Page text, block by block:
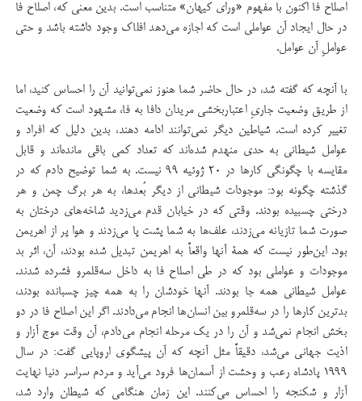
اصلاح فا اكنون با مفهوم «ورای كیهان» متناسب است. بدین معنی كه، اصلاح فا
در حال ایجاد آن عواملی است که اجازه می‌دهد افلاک وجود داشته باشد و حتی
عوامل‌ِ آن عوامل.
با آنچه که گفته شد،‌ در حال حاضر شما هنوز نمی‌توانید آن را احساس كنید، اما
از طریق وضعیت جاری‌‌ِ اعتباربخشی مریدان دافا به فا، مشهود است که وضعیت
تغییر کرده است. شیاطین دیگر نمی‌توانند ادامه دهند، بدین دلیل كه افراد و
عوامل شیطانی به حدی منهدم شده‌اند كه تعداد كمی باقی مانده‌اند و قابل
مقایسه با چگونگی كارها در ۲۰ ژوئیه ۹۹ نیست. به شما توضیح دادم كه در
گذشته چگونه بود: موجودات شیطانی از دیگر بُعدها، به هر برگ چمن و هر
درختی چسبیده بودند. وقتی كه در خیابان قدم می‌زدید شاخه‌های درختان به
صورت شما تازیانه می‌زدند، علف‌ها به شما پشت پا می‌زدند و هوا پر از اهریمن
بود. این‌طور نیست كه همۀ آنها واقعاً به اهریمن تبدیل شده بودند، آن، اثر بد
موجودات و عواملی بود كه در طی اصلاح فا به داخل سه‌قلمرو فشرده شدند.
عوامل شیطانی همه جا بودند. آنها خودشان را به همه چیز چسبانده بودند،
بدترین كارها را در سه‌قلمرو بین انسان‌ها انجام می‌دادند. اگر این اصلاح فا در دو
بخش انجام نمی‌شد و آن را در یك مرحله انجام می‌دادم، آن وقت موج آزار و
اذیت جهانی می‌شد، دقیقاً مثل آنچه كه آن پیشگوی اروپایی گفت: در سال
۱۹۹۹ پادشاه رعب و وحشت از آ‌سمان‌ها فرود می‌آید و مردم سراسر دنیا نهایت
آزار و شكنجه را احساس می‌كنند. این زمان هنگامی كه شیطان وارد شد،